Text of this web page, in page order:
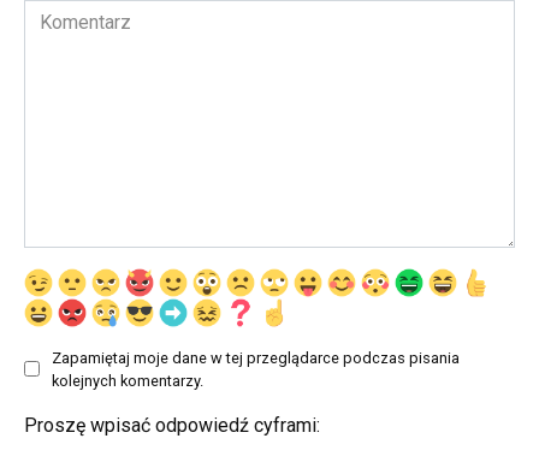
Komentarz
Zapamiętaj moje dane w tej przeglądarce podczas pisania
kolejnych komentarzy.
Proszę wpisać odpowiedź cyframi: